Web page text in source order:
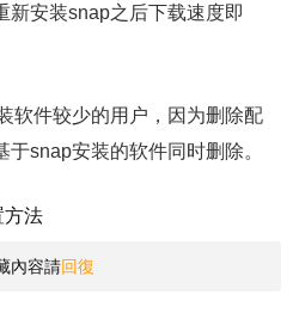
新安装snap之后下载速度即
软件较少的用户，因为删除配
snap安装的软件同时删除。
方法
內容請回復